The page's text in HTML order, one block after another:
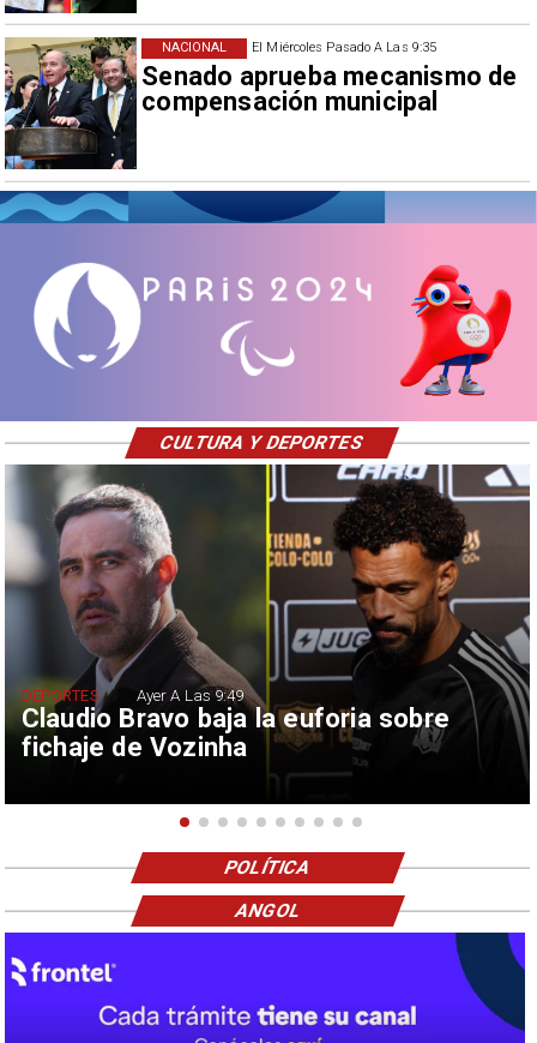
El Miércoles Pasado A Las 9:35
Senado aprueba mecanismo de
compensación municipal
NACIONAL
Claudio Bravo baja la euforia sobre
fichaje de Vozinha
DEPORTES Ayer A Las 9:49
CULTURA Y DEPORTES
POLÍTICA
ANGOL